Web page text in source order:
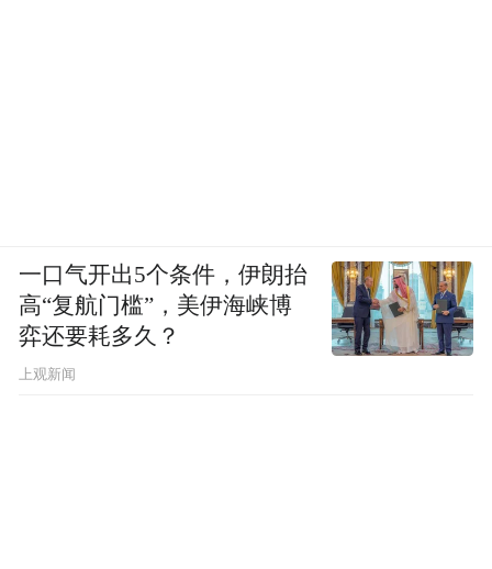
一口气开出5个条件，伊朗抬
高“复航门槛”，美伊海峡博
弈还要耗多久？
上观新闻